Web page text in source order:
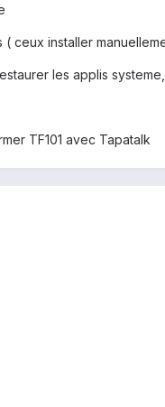
( ceux installer
les applis
TF101 avec Tapatalk